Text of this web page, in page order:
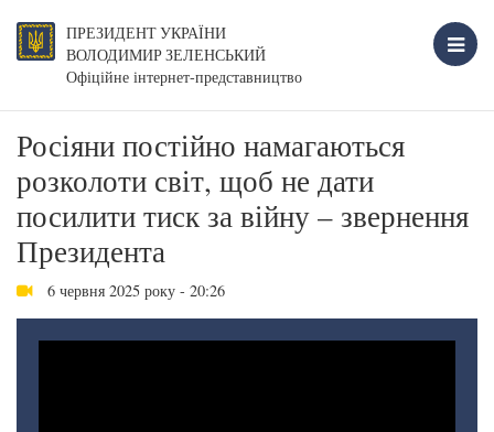
ПРЕЗИДЕНТ УКРАЇНИ
ВОЛОДИМИР ЗЕЛЕНСЬКИЙ
Офіційне інтернет-представництво
Росіяни постійно намагаються
розколоти світ, щоб не дати
посилити тиск за війну – звернення
Президента
6 червня 2025 року - 20:26